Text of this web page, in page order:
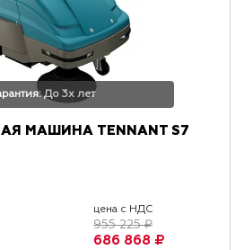
До 3х лет
МАШИНА TENNANT S7
цена с НДС
955 225 ₽
686 868 ₽